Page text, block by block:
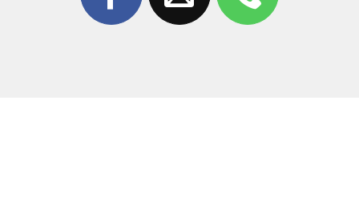
Vui lòng liên hệ trực tiếp để được báo giá chính